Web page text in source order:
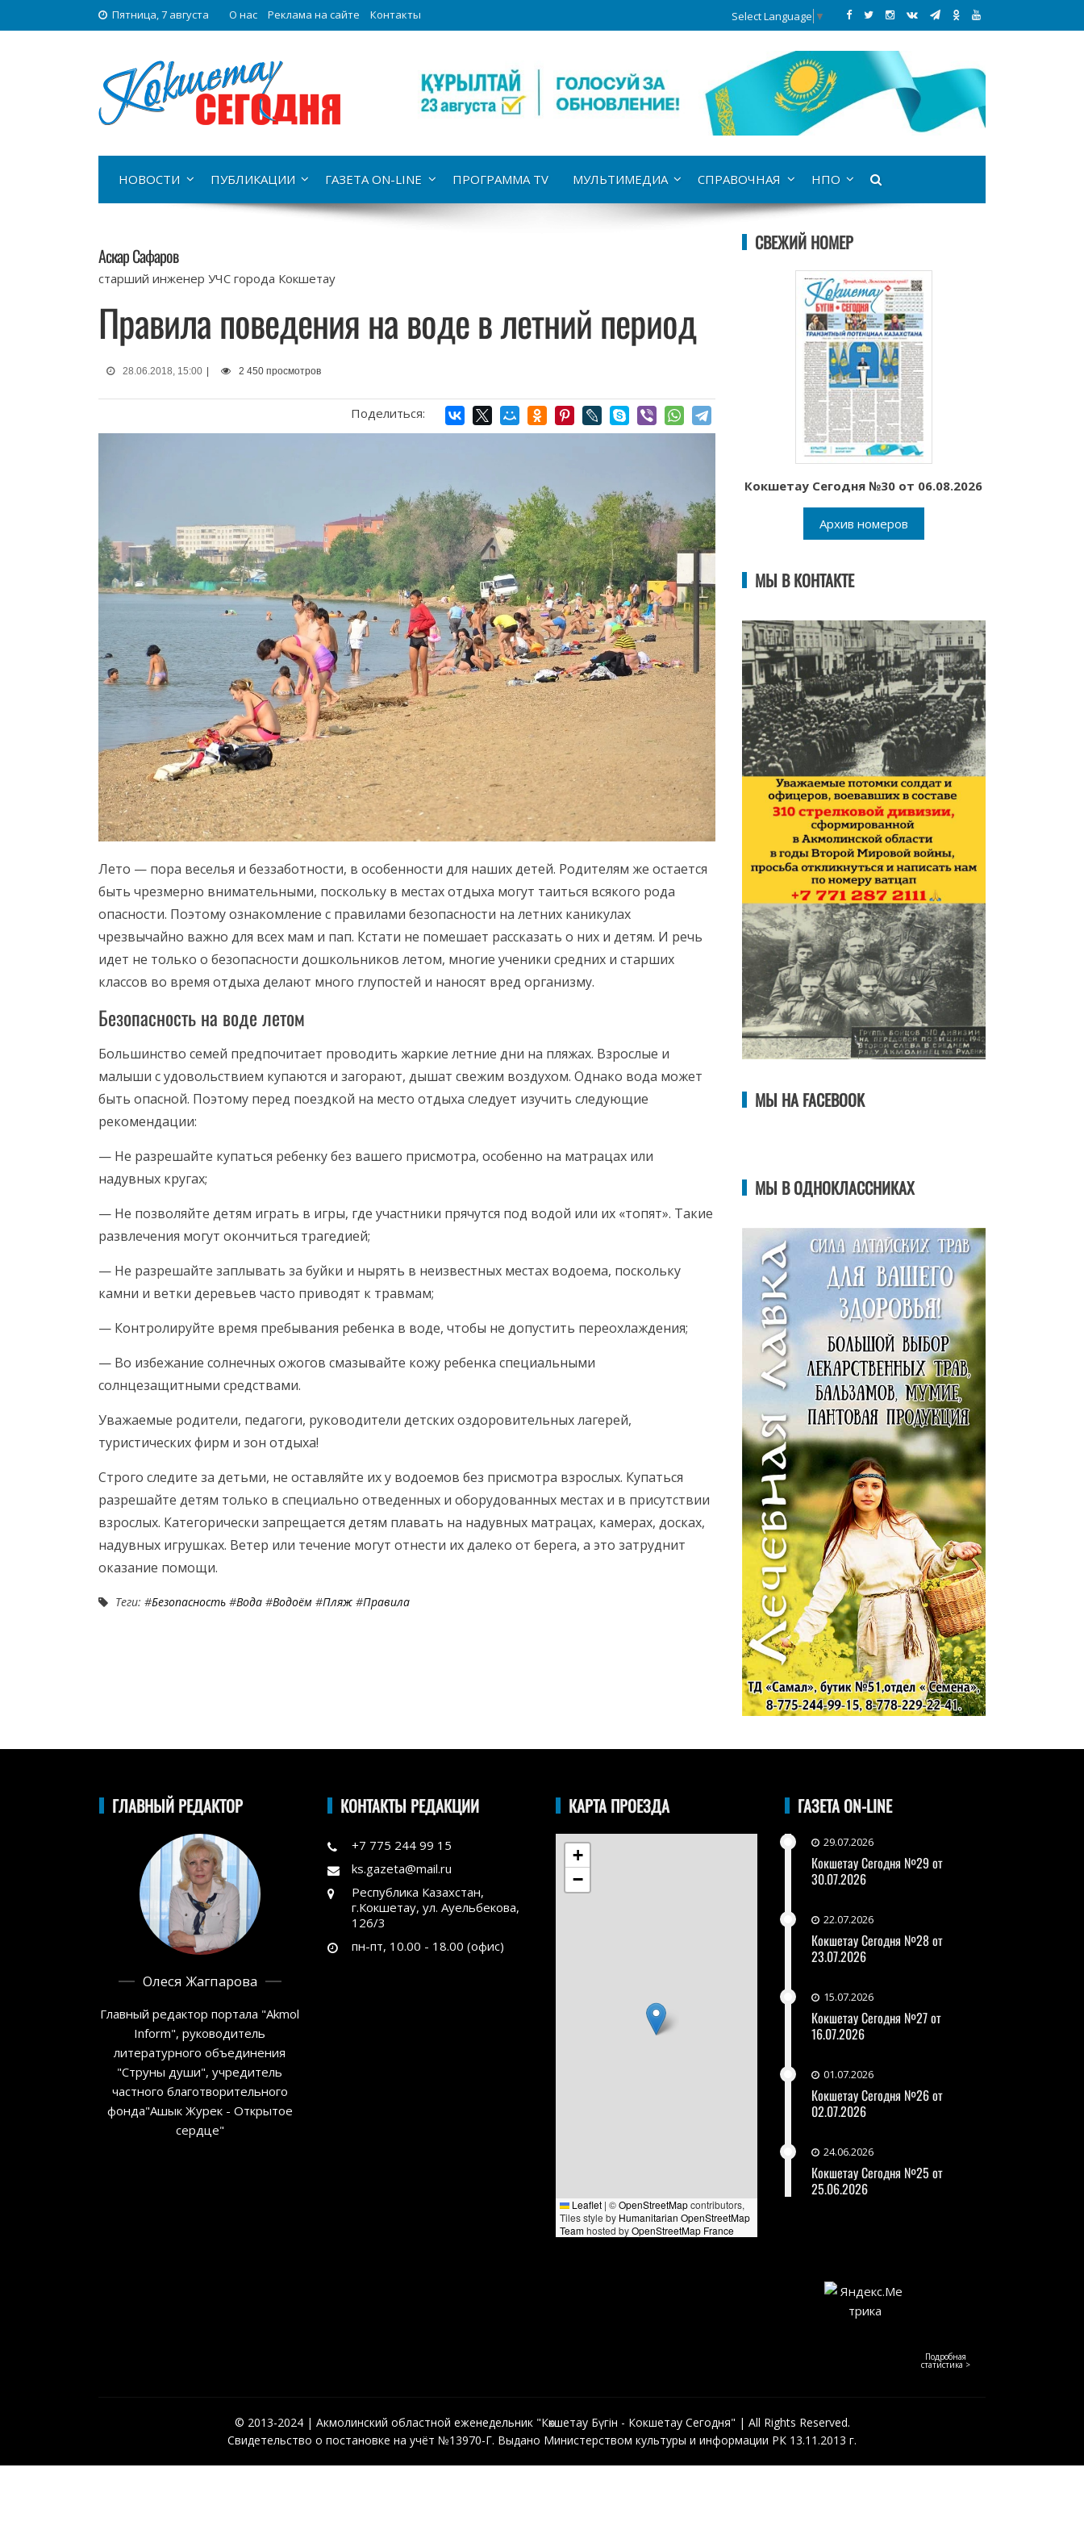
Пятница, 7 августа О нас Реклама на сайте Контакты Select Language ▼
НОВОСТИ ПУБЛИКАЦИИ ГАЗЕТА ON-LINE ПРОГРАММА TV МУЛЬТИМЕДИА СПРАВОЧНАЯ НПО
Аскар Сафаров
старший инженер УЧС города Кокшетау
Правила поведения на воде в летний период
28.06.2018, 15:00 | 2 450 просмотров
Поделиться:
Лето — пора веселья и беззаботности, в особенности для наших детей. Родителям же остается
быть чрезмерно внимательными, поскольку в местах отдыха могут таиться всякого рода
опасности. Поэтому ознакомление с правилами безопасности на летних каникулах
чрезвычайно важно для всех мам и пап. Кстати не помешает рассказать о них и детям. И речь
идет не только о безопасности дошкольников летом, многие ученики средних и старших
классов во время отдыха делают много глупостей и наносят вред организму.
Безопасность на воде летом
Большинство семей предпочитает проводить жаркие летние дни на пляжах. Взрослые и
малыши с удовольствием купаются и загорают, дышат свежим воздухом. Однако вода может
быть опасной. Поэтому перед поездкой на место отдыха следует изучить следующие
рекомендации:
— Не разрешайте купаться ребенку без вашего присмотра, особенно на матрацах или
надувных кругах;
— Не позволяйте детям играть в игры, где участники прячутся под водой или их «топят». Такие
развлечения могут окончиться трагедией;
— Не разрешайте заплывать за буйки и нырять в неизвестных местах водоема, поскольку
камни и ветки деревьев часто приводят к травмам;
— Контролируйте время пребывания ребенка в воде, чтобы не допустить переохлаждения;
— Во избежание солнечных ожогов смазывайте кожу ребенка специальными
солнцезащитными средствами.
Уважаемые родители, педагоги, руководители детских оздоровительных лагерей,
туристических фирм и зон отдыха!
Строго следите за детьми, не оставляйте их у водоемов без присмотра взрослых. Купаться
разрешайте детям только в специально отведенных и оборудованных местах и в присутствии
взрослых. Категорически запрещается детям плавать на надувных матрацах, камерах, досках,
надувных игрушках. Ветер или течение могут отнести их далеко от берега, а это затруднит
оказание помощи.
Теги: #Безопасность #Вода #Водоём #Пляж #Правила
СВЕЖИЙ НОМЕР
Кокшетау Сегодня №30 от 06.08.2026
Архив номеров
МЫ В КОНТАКТЕ
МЫ НА FACEBOOK
МЫ В ОДНОКЛАССНИКАХ
ГЛАВНЫЙ РЕДАКТОР
Олеся Жагпарова
Главный редактор портала "Akmol
Inform", руководитель
литературного объединения
"Струны души", учредитель
частного благотворительного
фонда"Ашык Журек - Открытое
сердце"
КОНТАКТЫ РЕДАКЦИИ
+7 775 244 99 15
ks.gazeta@mail.ru
Республика Казахстан,
г.Кокшетау, ул. Ауельбекова,
126/3
пн-пт, 10.00 - 18.00 (офис)
КАРТА ПРОЕЗДА
+
−
Leaflet | ©OpenStreetMapcontributors,
Tiles style by Humanitarian OpenStreetMap
Teamhosted byOpenStreetMap France
ГАЗЕТА ON-LINE
29.07.2026
Кокшетау Сегодня №29 от
30.07.2026
22.07.2026
Кокшетау Сегодня №28 от
23.07.2026
15.07.2026
Кокшетау Сегодня №27 от
16.07.2026
01.07.2026
Кокшетау Сегодня №26 от
02.07.2026
24.06.2026
Кокшетау Сегодня №25 от
25.06.2026
Подробная
статистика >
© 2013-2024 | Акмолинский областной еженедельник "Көкшетау Бүгін - Кокшетау Сегодня" | All Rights Reserved.
Свидетельство о постановке на учёт №13970-Г. Выдано Министерством культуры и информации РК 13.11.2013 г.